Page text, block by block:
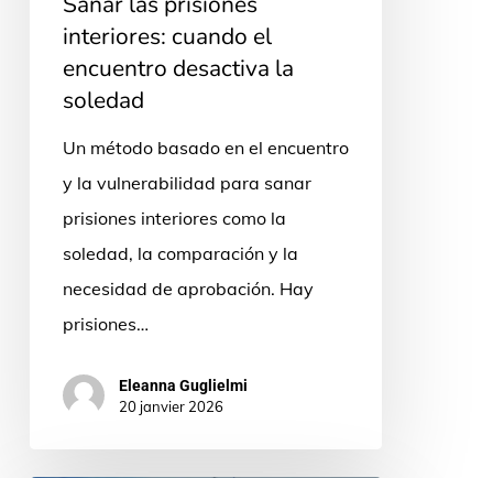
soledad
interiores: cuando el
encuentro desactiva la
soledad
Un método basado en el encuentro
y la vulnerabilidad para sanar
prisiones interiores como la
soledad, la comparación y la
necesidad de aprobación. Hay
prisiones…
Eleanna Guglielmi
20 janvier 2026